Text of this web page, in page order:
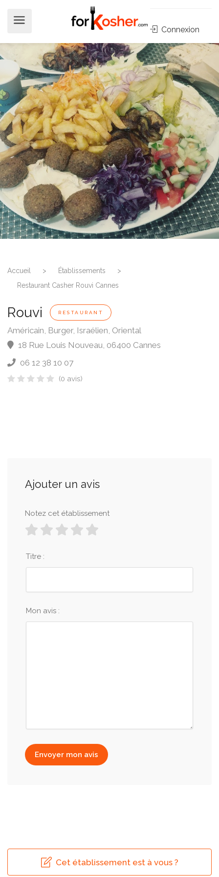
Connexion
Accueil > Établissements
>
Restaurant Casher Rouvi Cannes
Rouvi RESTAURANT
Américain, Burger, Israélien, Oriental
18 Rue Louis Nouveau, 06400 Cannes
06 12 38 10 07
(0 avis)
Ajouter un avis
Notez cet établissement
Titre :
Mon avis :
Envoyer mon avis
Cet établissement est à vous ?